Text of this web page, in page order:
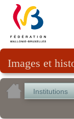
Images et
Institutions